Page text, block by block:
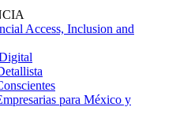
Access, Inclusion and
para México y